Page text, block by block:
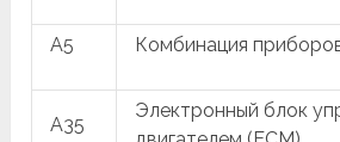
A5 Комбинация
A35
Электронный блок